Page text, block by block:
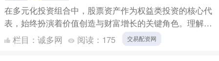
在多元化投资组合中，股票资产作为权益类投资的核心代
表，始终扮演着价值创造与财富增长的关键角色。理解股
票资产的本质，不仅是投资者入门的第一步，更是构建稳
健理财策略....
栏目： 诚多网 阅读： 175 交易配资网